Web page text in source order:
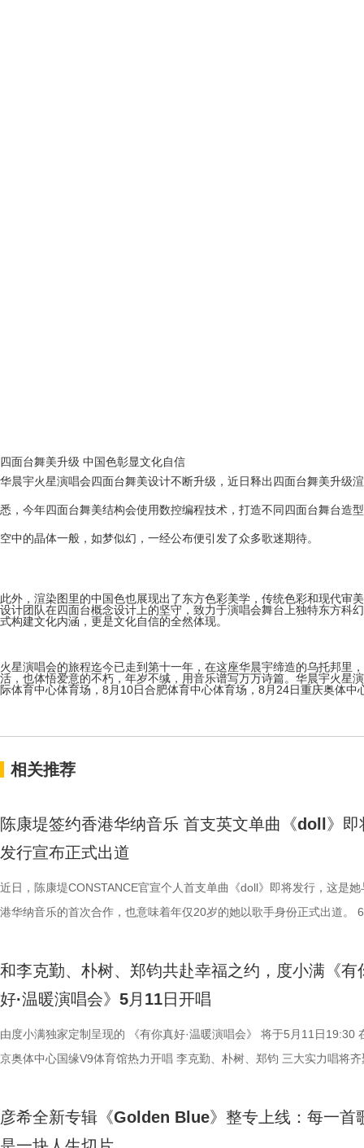
四面台舞美升级 中国色彰显文化自信
华晨宇火星演唱会四面台舞美设计不断升级，近日释出四面台舞美升级
悉，今年四面台舞美结构会使用数控编程技术，打造不同四面台舞台造
空中的晶体一般，如梦似幻，一经公布便引发了众多歌迷期待。
此外，渲染图里的中国色也展现出了东方色彩美学，传统色彩和现代审
设计团队在四面台概念设计上的坚守，致力于演唱会舞台上独特东方科
式构建文化内涵，更是文化自信的全然体现。
火星演唱会的旅程迄今已走到第十一年，在这座华晨宇缔造的乌托邦里
活，也体悟爱意的不朽，年岁不缄，用音乐谱写万万诗篇。华晨宇火星
际体育中心体育场，8月10日合肥体育中心体育场，8月24日重庆奥体中
相关推荐
陈康堤签约香港华纳音乐 首支英文单曲《doll》即
发行宣布正式出道
近日，陈康堤CONSTANCE官宣个人首支单曲《doll》即将发行，这是她
港华纳音乐的首次合作，也意味着年仅20岁的她以歌手身份正式出道。
乐共同发布其首支英文歌曲《doll》的录音室片段。这首歌由她与年轻且
名。造型照由香港摄影师Issac Lam 林俊彦操刀，Issac表示陈康堤
CONSTANCE虽然是第一次面对造型拍摄，在拍摄开始时可能有点紧张
便驾轻就熟，完全不像是第一次拍摄的感觉。 陈康堤CONSTANCE表
作了这首歌曲，用《doll》作为比喻，描绘出如同被操控的洋娃娃般被操
和李克勤、朴树、郑钧共赴幸福之约，度小满《有
好·温暖演唱会》5月11日开唱
由度小满独家定制呈现的 《有你真好·温暖演唱会》 将于5月11日19:30
京奥体中心国缘V9体育馆热力开唱 李克勤、朴树、郑钧 三大实力唱将齐
提前锁定开票信息 5月2日19:00 大麦网正式预售 音乐已备好，舞台已就
彦希全新专辑《Golden Blue》整专上线：每一首